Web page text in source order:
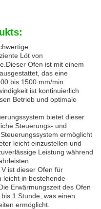
Löt von
Ofen ist mit einem
das eine
bis 1500 mm/min
ist kontinuierlich
Betrieb und optimale
bietet dieser
Steuerungs- und
ermöglicht
leicht einzustellen und
Leistung während
ist dieser Ofen für
leicht in bestehende
Erwärmungszeit des Ofen
1 Stunde, was einen
ermöglicht.